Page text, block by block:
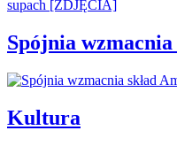
Spójnia
Kultura